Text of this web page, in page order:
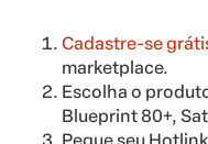
Cadastre-se
marketplace.
Escolha o
Blueprint 80+,